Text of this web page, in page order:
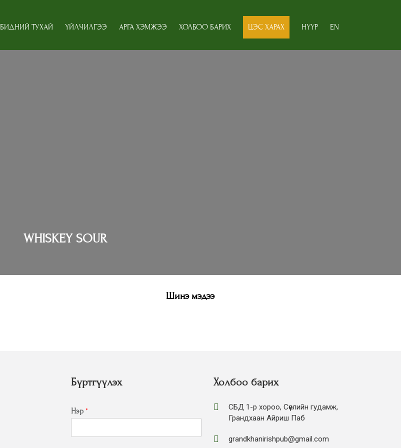
БИДНИЙ ТУХАЙ ҮЙЛЧИЛГЭЭ АРГА ХЭМЖЭЭ ХОЛБОО БАРИХ ЦЭС ХАРАХ НҮҮР EN
WHISKEY SOUR
Шинэ мэдээ
Бүртгүүлэх
Нэр *
Холбоо барих
СБД 1-р хороо, Сөүлийн гудамж,
Грандхаан Айриш Паб
grandkhanirishpub@gmail.com